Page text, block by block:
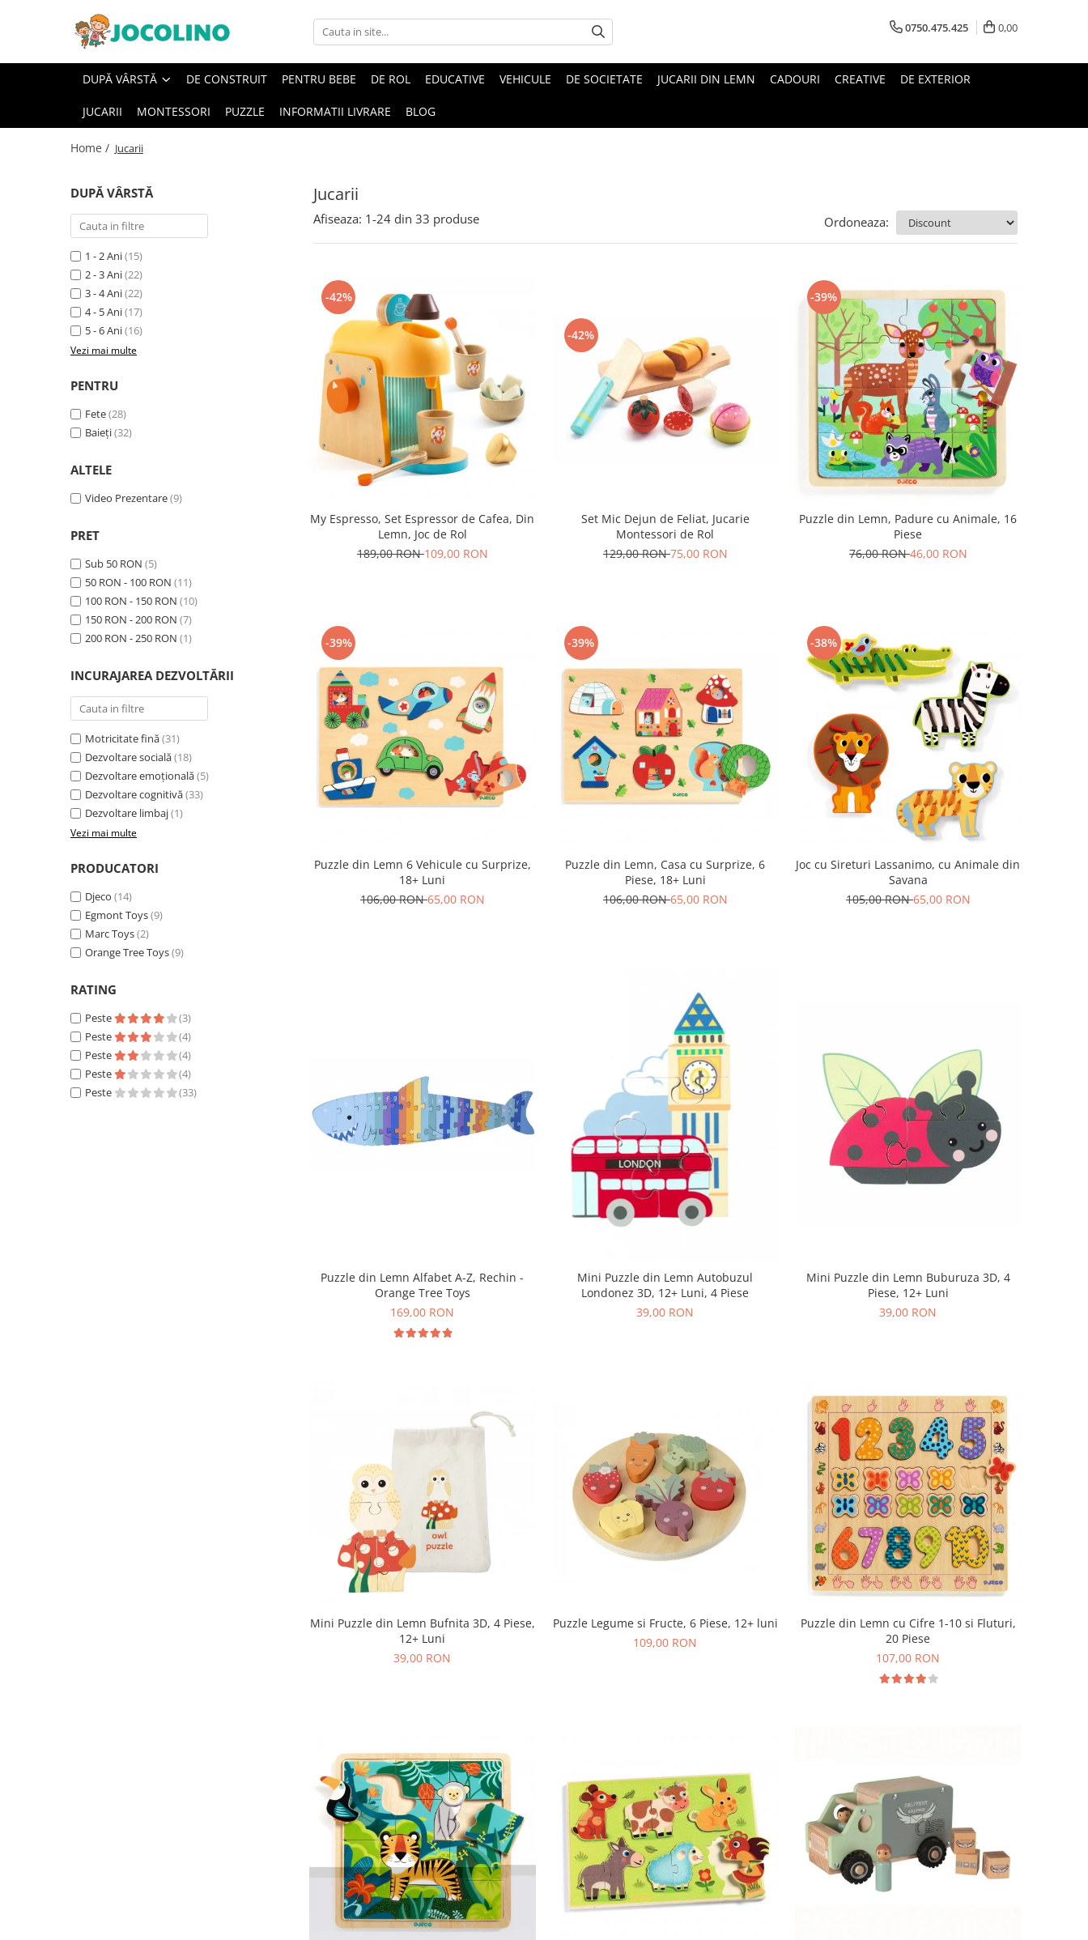
După Vârstă
0750.475.425 0,00
DUPĂ VÂRSTĂ DE CONSTRUIT PENTRU BEBE DE ROL EDUCATIVE VEHICULE DE SOCIETATE JUCARII DIN LEMN CADOURI CREATIVE DE EXTERIOR
JUCARII MONTESSORI PUZZLE INFORMATII LIVRARE BLOG
Home / Jucarii
Jucarii
DUPĂ VÂRSTĂ
1 - 2 Ani(15)
2 - 3 Ani(22)
3 - 4 Ani(22)
4 - 5 Ani(17)
5 - 6 Ani(16)
Vezi mai multe
PENTRU
Fete(28)
Baieți(32)
ALTELE
Video Prezentare(9)
PRET
Sub 50 RON (5)
50 RON - 100 RON (11)
100 RON - 150 RON (10)
150 RON - 200 RON (7)
200 RON - 250 RON (1)
INCURAJAREA DEZVOLTĂRII
Motricitate fină(31)
Dezvoltare socială(18)
Dezvoltare emoțională(5)
Dezvoltare cognitivă(33)
Dezvoltare limbaj(1)
Vezi mai multe
PRODUCATORI
Djeco (14)
Egmont Toys(9)
Marc Toys(2)
Orange Tree Toys(9)
RATING
Peste
(3)
Peste
(4)
Peste
(4)
Peste
(4)
Peste
(33)
Afiseaza: 1-24 din 33 produse Ordoneaza:
-42%
My Espresso, Set Espressor de Cafea, Din
Lemn, Joc de Rol
189,00 RON109,00 RON
-42%
Set Mic Dejun de Feliat, Jucarie
Montessori de Rol
129,00 RON75,00 RON
-39%
Puzzle din Lemn, Padure cu Animale, 16
Piese
76,00 RON46,00 RON
-39%
Puzzle din Lemn 6 Vehicule cu Surprize,
18+ Luni
106,00 RON65,00 RON
-39%
Puzzle din Lemn, Casa cu Surprize, 6
Piese, 18+ Luni
106,00 RON65,00 RON
-38%
Joc cu Sireturi Lassanimo, cu Animale din
Savana
105,00 RON65,00 RON
Puzzle din Lemn Alfabet A-Z, Rechin -
Orange Tree Toys
169,00 RON
Mini Puzzle din Lemn Autobuzul
Londonez 3D, 12+ Luni, 4 Piese
39,00 RON
Mini Puzzle din Lemn Buburuza 3D, 4
Piese, 12+ Luni
39,00 RON
Mini Puzzle din Lemn Bufnita 3D, 4 Piese,
12+ Luni
39,00 RON
Puzzle Legume si Fructe, 6 Piese, 12+ luni
109,00 RON
Puzzle din Lemn cu Cifre 1-10 si Fluturi,
20 Piese
107,00 RON